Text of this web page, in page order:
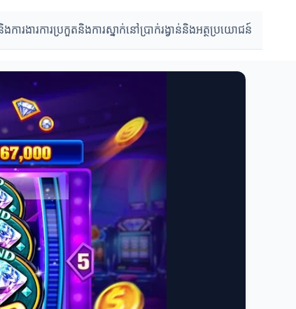
ការងារការប្រកួតនិងការស្នាក់នៅប្រាក់រង្វាន់និងអត្ថប្រយោជន៍